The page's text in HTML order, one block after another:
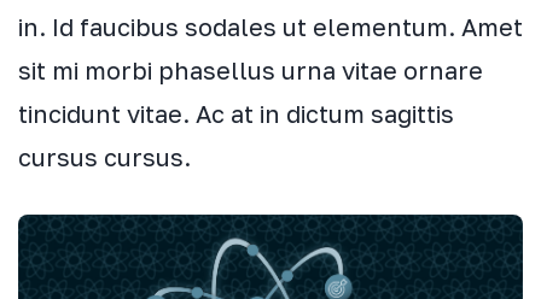
in. Id faucibus sodales ut elementum. Amet
sit mi morbi phasellus urna vitae ornare
tincidunt vitae. Ac at in dictum sagittis
cursus cursus.